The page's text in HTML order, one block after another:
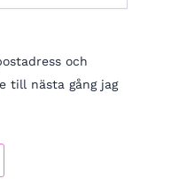
och
till nästa gång jag